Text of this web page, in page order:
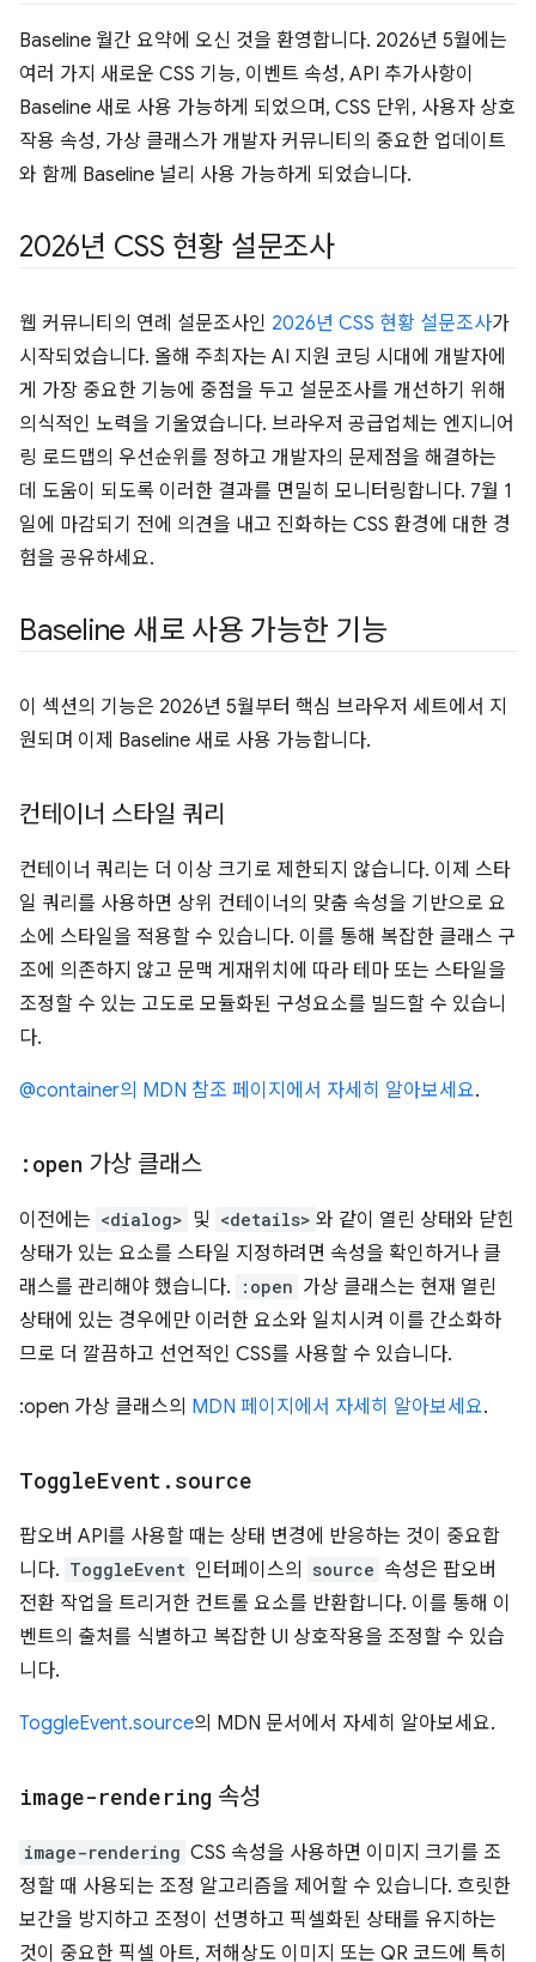
Baseline 월간 요약에 오신 것을 환영합니다. 2026년 5월에는
여러 가지 새로운 CSS 기능, 이벤트 속성, API 추가사항이
Baseline 새로 사용 가능하게 되었으며, CSS 단위, 사용자 상호
작용 속성, 가상 클래스가 개발자 커뮤니티의 중요한 업데이트
와 함께 Baseline 널리 사용 가능하게 되었습니다.
2026년 CSS 현황 설문조사
웹 커뮤니티의 연례 설문조사인 2026년 CSS 현황 설문조사가
시작되었습니다. 올해 주최자는 AI 지원 코딩 시대에 개발자에
게 가장 중요한 기능에 중점을 두고 설문조사를 개선하기 위해
의식적인 노력을 기울였습니다. 브라우저 공급업체는 엔지니어
링 로드맵의 우선순위를 정하고 개발자의 문제점을 해결하는
데 도움이 되도록 이러한 결과를 면밀히 모니터링합니다. 7월 1
일에 마감되기 전에 의견을 내고 진화하는 CSS 환경에 대한 경
험을 공유하세요.
Baseline 새로 사용 가능한 기능
이 섹션의 기능은 2026년 5월부터 핵심 브라우저 세트에서 지
원되며 이제 Baseline 새로 사용 가능합니다.
컨테이너 스타일 쿼리
컨테이너 쿼리는 더 이상 크기로 제한되지 않습니다. 이제 스타
일 쿼리를 사용하면 상위 컨테이너의 맞춤 속성을 기반으로 요
소에 스타일을 적용할 수 있습니다. 이를 통해 복잡한 클래스 구
조에 의존하지 않고 문맥 게재위치에 따라 테마 또는 스타일을
조정할 수 있는 고도로 모듈화된 구성요소를 빌드할 수 있습니
다.
@container의 MDN 참조 페이지에서 자세히 알아보세요.
:open 가상 클래스
이전에는 <dialog> 및 <details> 와 같이 열린 상태와 닫힌
상태가 있는 요소를 스타일 지정하려면 속성을 확인하거나 클
래스를 관리해야 했습니다.
:open 가상 클래스는 현재 열린
상태에 있는 경우에만 이러한 요소와 일치시켜 이를 간소화하
므로 더 깔끔하고 선언적인 CSS를 사용할 수 있습니다.
:open 가상 클래스의 MDN 페이지에서 자세히 알아보세요.
ToggleEvent . source
팝오버 API를 사용할 때는 상태 변경에 반응하는 것이 중요합
니다. ToggleEvent 인터페이스의 source 속성은 팝오버
전환 작업을 트리거한 컨트롤 요소를 반환합니다. 이를 통해 이
벤트의 출처를 식별하고 복잡한 UI 상호작용을 조정할 수 있습
니다.
ToggleEvent.source의 MDN 문서에서 자세히 알아보세요.
image-rendering 속성
image-rendering CSS 속성을 사용하면 이미지 크기를 조
정할 때 사용되는 조정 알고리즘을 제어할 수 있습니다. 흐릿한
보간을 방지하고 조정이 선명하고 픽셀화된 상태를 유지하는
것이 중요한 픽셀 아트, 저해상도 이미지 또는 QR 코드에 특히